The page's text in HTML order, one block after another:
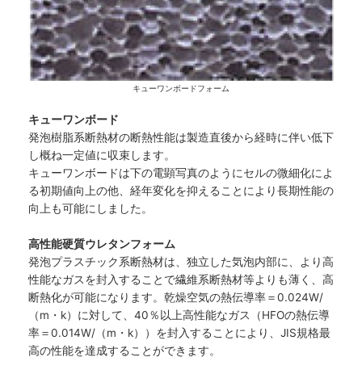
キューワンボードフォーム
キューワンボード
発泡樹脂系断熱材の断熱性能は製造直後から経時に伴い低下
し概ね一定値に収束します。
キューワンボードは下の電顕写真のようにセルの微細化によ
る初期値向上の他、経年変化を抑えることにより長期性能の
向上も可能にしました。
高性能硬質ウレタンフォーム
発泡プラスチック系断熱材は、独立した気泡内部に、より高
性能なガスを封入することで繊維系断熱材等よりも薄く、高
断熱化が可能になります。乾燥空気の熱伝導率＝0.024W/
（m・k）に対して、40％以上高性能なガス（HFOの熱伝導
率＝0.014W/（m・k））を封入することにより、JIS規格最
高の性能を達成することができます。